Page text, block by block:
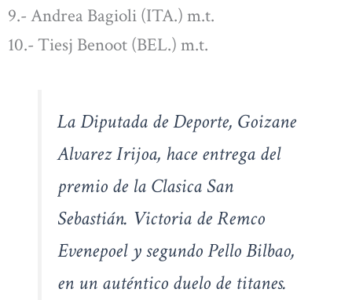
9.- Andrea Bagioli (ITA.) m.t.
10.- Tiesj Benoot (BEL.) m.t.
La Diputada de Deporte, Goizane
Alvarez Irijoa, hace entrega del
premio de la Clasica San
Sebastián. Victoria de Remco
Evenepoel y segundo Pello Bilbao,
en un auténtico duelo de titanes.